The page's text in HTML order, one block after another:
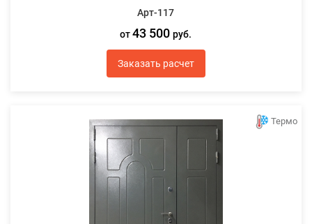
Арт-117
от43 500руб.
Заказать расчет
Термо